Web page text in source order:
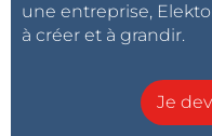
une entreprise,
à créer et à grandir.
Je